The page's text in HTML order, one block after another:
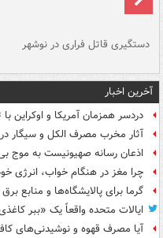
دستگیری قاتل فراری در نوشهر
آخرین اخبار
دردسر همزمان آمریکا و
آثار مخرب مصرف الکل و سیگار در
اذعان رسانه صهیونیست به موج
چرا مغز در هنگام خواب، انرژی
گرما برای پالایشگاه‌ها و منابع برق
ایالات متحده واقعاً یک «ببر
آیا مصرف قهوه و نوشیدنی‌های